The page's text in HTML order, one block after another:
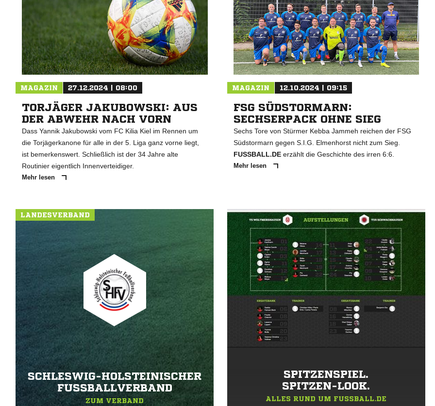
MAGAZIN 27.12.2024 | 08:00
TORJÄGER JAKUBOWSKI: AUS
DER ABWEHR NACH VORN
Dass Yannik Jakubowski vom FC Kilia Kiel im Rennen um
die Torjägerkanone für alle in der 5. Liga ganz vorne liegt,
ist bemerkenswert. Schließlich ist der 34 Jahre alte
Routinier eigentlich Innenverteidiger.
Mehr lesen
MAGAZIN 12.10.2024 | 09:15
FSG SÜDSTORMARN:
SECHSERPACK OHNE SIEG
Sechs Tore von Stürmer Kebba Jammeh reichen der FSG
Südstormarn gegen S.I.G. Elmenhorst nicht zum Sieg.
FUSSBALL.DEerzählt die Geschichte des irren 6:6.
Mehr lesen
LANDESVERBAND
SCHLESWIG-HOLSTEINISCHER
FUSSBALLVERBAND
ZUM VERBAND
SPITZENSPIEL.
SPITZEN-LOOK.
ALLES RUND UM FUSSBALL.DE